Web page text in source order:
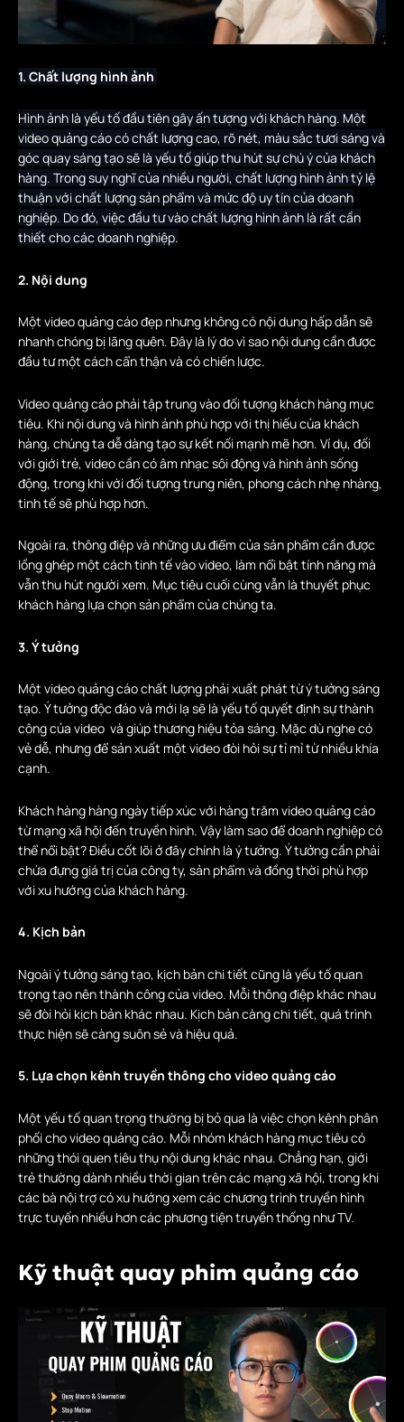
1. Chất lượng hình ảnh
Hình ảnh là yếu tố đầu tiên gây ấn tượng với khách hàng. Một
video quảng cáo có chất lượng cao, rõ nét, màu sắc tươi sáng và
góc quay sáng tạo sẽ là yếu tố giúp thu hút sự chú ý của khách
hàng. Trong suy nghĩ của nhiều người, chất lượng hình ảnh tỷ lệ
thuận với chất lượng sản phẩm và mức độ uy tín của doanh
nghiệp. Do đó, việc đầu tư vào chất lượng hình ảnh là rất cần
thiết cho các doanh nghiệp.
2. Nội dung
Một video quảng cáo đẹp nhưng không có nội dung hấp dẫn sẽ
nhanh chóng bị lãng quên. Đây là lý do vì sao nội dung cần được
đầu tư một cách cẩn thận và có chiến lược.
Video quảng cáo phải tập trung vào đối tượng khách hàng mục
tiêu. Khi nội dung và hình ảnh phù hợp với thị hiếu của khách
hàng, chúng ta dễ dàng tạo sự kết nối mạnh mẽ hơn. Ví dụ, đối
với giới trẻ, video cần có âm nhạc sôi động và hình ảnh sống
động, trong khi với đối tượng trung niên, phong cách nhẹ nhàng,
tinh tế sẽ phù hợp hơn.
Ngoài ra, thông điệp và những ưu điểm của sản phẩm cần được
lồng ghép một cách tinh tế vào video, làm nổi bật tính năng mà
vẫn thu hút người xem. Mục tiêu cuối cùng vẫn là thuyết phục
khách hàng lựa chọn sản phẩm của chúng ta.
3. Ý tưởng
Một video quảng cáo chất lượng phải xuất phát từ ý tưởng sáng
tạo. Ý tưởng độc đáo và mới lạ sẽ là yếu tố quyết định sự thành
công của video và giúp thương hiệu tỏa sáng. Mặc dù nghe có
vẻ dễ, nhưng để sản xuất một video đòi hỏi sự tỉ mỉ từ nhiều khía
cạnh.
Khách hàng hàng ngày tiếp xúc với hàng trăm video quảng cáo
từ mạng xã hội đến truyền hình. Vậy làm sao để doanh nghiệp có
thể nổi bật? Điều cốt lõi ở đây chính là ý tưởng. Ý tưởng cần phải
chứa đựng giá trị của công ty, sản phẩm và đồng thời phù hợp
với xu hướng của khách hàng.
4. Kịch bản
Ngoài ý tưởng sáng tạo, kịch bản chi tiết cũng là yếu tố quan
trọng tạo nên thành công của video. Mỗi thông điệp khác nhau
sẽ đòi hỏi kịch bản khác nhau. Kịch bản càng chi tiết, quá trình
thực hiện sẽ càng suôn sẻ và hiệu quả.
5. Lựa chọn kênh truyền thông cho video quảng cáo
Một yếu tố quan trọng thường bị bỏ qua là việc chọn kênh phân
phối cho video quảng cáo. Mỗi nhóm khách hàng mục tiêu có
những thói quen tiêu thụ nội dung khác nhau. Chẳng hạn, giới
trẻ thường dành nhiều thời gian trên các mạng xã hội, trong khi
các bà nội trợ có xu hướng xem các chương trình truyền hình
trực tuyến nhiều hơn các phương tiện truyền thống như TV.
Kỹ thuật quay phim quảng cáo